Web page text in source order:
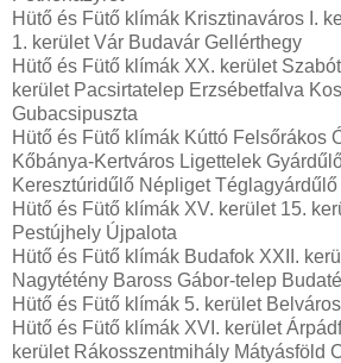
Hütő és Fütő klímák Krisztinaváros I.
1. kerület Vár Budavár Gellérthegy
Hütő és Fütő klímák XX. kerület
kerület Pacsirtatelep Erzsébetfalva
Gubacsipuszta
Hütő és Fütő klímák Kúttó Felsőrákos
Kőbánya-Kertváros Ligettelek
Keresztúridűlő Népliget
Hütő és Fütő klímák XV. kerület 15.
Pestújhely Újpalota
Hütő és Fütő klímák Budafok XXII.
Nagytétény Baross Gábor-telep
Hütő és Fütő klímák 5. kerület
Hütő és Fütő klímák XVI. kerület
kerület Rákosszentmihály Mátyásföld